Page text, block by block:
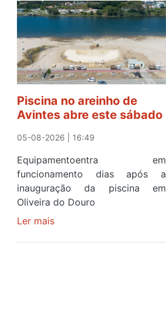
Piscina no areinho de
Avintes abre este sábado
05-08-2026 | 16:49
Equipamentoentra em
funcionamento dias após a
inauguração da piscina em
Oliveira do Douro
Ler maissobre